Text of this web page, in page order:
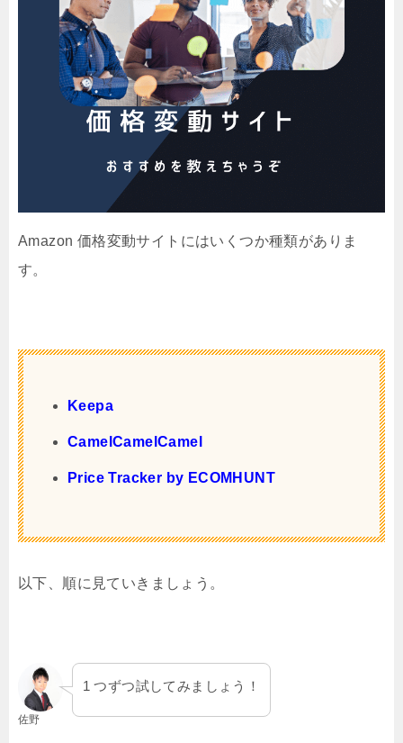
Amazon 価格変動サイトにはいくつか種類がありま
す。
Keepa
CamelCamelCamel
Price Tracker by ECOMHUNT
以下、順に見ていきましょう。
佐野
1 つずつ試してみましょう！